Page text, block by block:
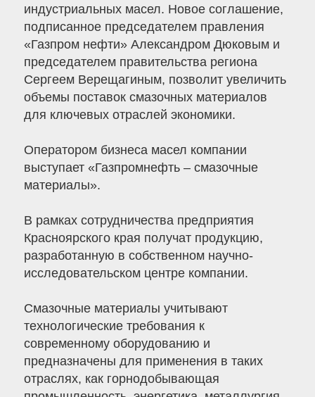
индустриальных масел. Новое соглашение,
подписанное председателем правления
«Газпром нефти» Александром Дюковым и
председателем правительства региона
Сергеем Верещагиным, позволит увеличить
объемы поставок смазочных материалов
для ключевых отраслей экономики.
Оператором бизнеса масел компании
выступает «Газпромнефть – смазочные
материалы».
В рамках сотрудничества предприятия
Красноярского края получат продукцию,
разработанную в собственном научно-
исследовательском центре компании.
Смазочные материалы учитывают
технологические требования к
современному оборудованию и
предназначены для применения в таких
отраслях, как горнодобывающая